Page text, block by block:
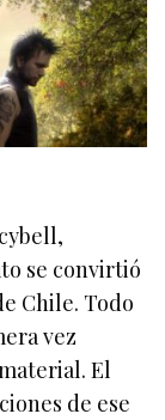
se convirtió
Chile. Todo
vez
El
de ese